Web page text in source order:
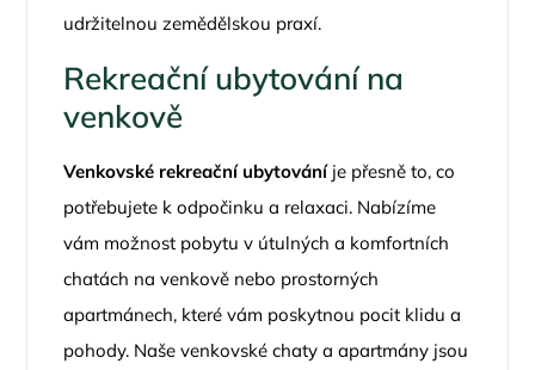
udržitelnou zemědělskou praxí.
Rekreační ubytování na
venkově
Venkovské rekreační ubytováníje přesně to, co
potřebujete k odpočinku a relaxaci. Nabízíme
vám možnost pobytu v útulných a komfortních
chatách na venkově nebo prostorných
apartmánech, které vám poskytnou pocit klidu a
pohody. Naše venkovské chaty a apartmány jsou